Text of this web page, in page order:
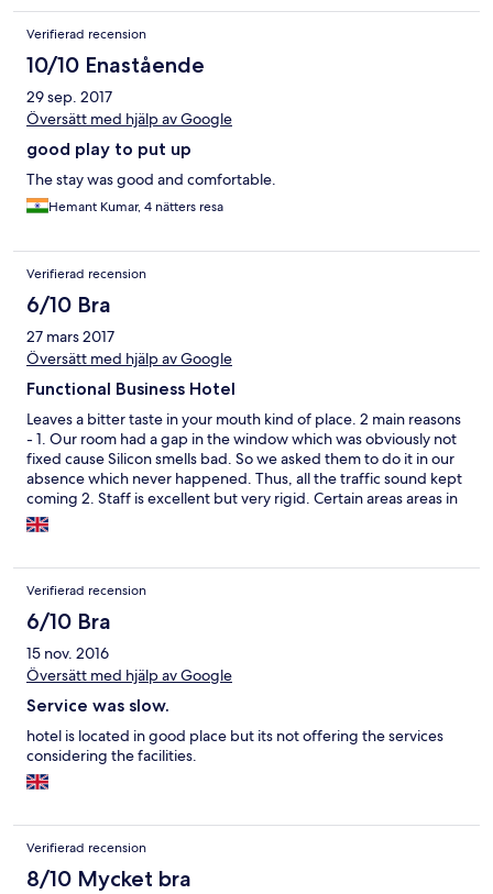
Verifierad recension
10/10 Enastående
29 sep. 2017
Översätt med hjälp av Google
good play to put up
The stay was good and comfortable.
Hemant Kumar, 4 nätters resa
Verifierad recension
6/10 Bra
27 mars 2017
Översätt med hjälp av Google
Functional Business Hotel
Leaves a bitter taste in your mouth kind of place. 2 main reasons
- 1. Our room had a gap in the window which was obviously not
fixed cause Silicon smells bad. So we asked them to do it in our
absence which never happened. Thus, all the traffic sound kept
coming 2. Staff is excellent but very rigid. Certain areas areas in
the hotel have the A/c off to save power. God forbid your in one
of them cause they will never start it for you.
Verifierad recension
6/10 Bra
15 nov. 2016
Översätt med hjälp av Google
Service was slow.
hotel is located in good place but its not offering the services
considering the facilities.
Verifierad recension
8/10 Mycket bra